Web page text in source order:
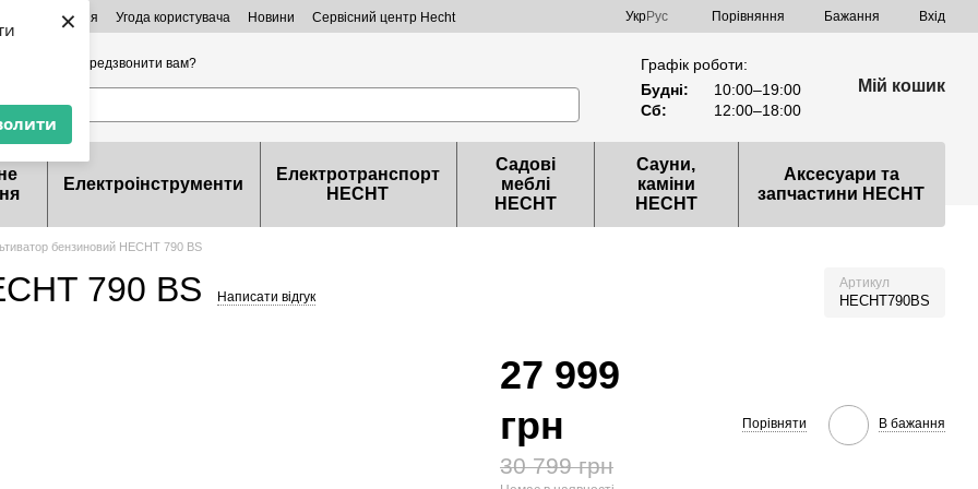
×
інформація Угода користувача Новини
Сервісний центр Hecht
УкрРус Порівняння Бажання Вхід
99-46 Передзвонити вам?
Графік роботи:
Будні:
10:00–19:00
Сб:
12:00–18:00
Мій кошик
Електроінструменти
Електротранспорт
HECHT
Садові
меблі
HECHT
Сауни,
каміни
HECHT
Аксесуари та
запчастини HECHT
бензиновий HECHT 790 BS
790 BS Написати відгук
Артикул
HECHT790BS
27 999
грн
30 799 грн
Порівняти В бажання